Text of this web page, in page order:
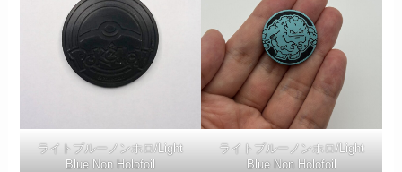
ライトブルーノンホロ/Light
Blue Non Holofoil
ライトブルーノンホロ/Light
Blue Non Holofoil